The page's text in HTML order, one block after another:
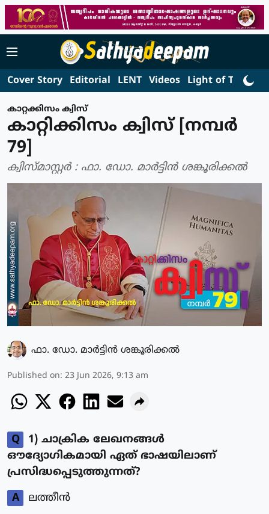
Cover Story Editorial LENT Videos Light of Truth
കാറ്റക്കിസം ക്വിസ്
കാറ്റിക്കിസം ക്വിസ് [നമ്പര്‍
79]
ക്വിസ്മാസ്റ്റര്‍ : ഫാ. ഡോ. മാര്‍ട്ടിന്‍ ശങ്കൂരിക്കല്‍
ഫാ. ഡോ. മാര്‍ട്ടിന്‍ ശങ്കൂരിക്കല്‍
Published on: 23 Jun 2026, 9:13 am
Q
1) ചാക്രിക ലേഖനങ്ങൾ
ഔദ്യോഗികമായി ഏത് ഭാഷയിലാണ്
പ്രസിദ്ധപ്പെടുത്തുന്നത്?
A
ലത്തീൻ